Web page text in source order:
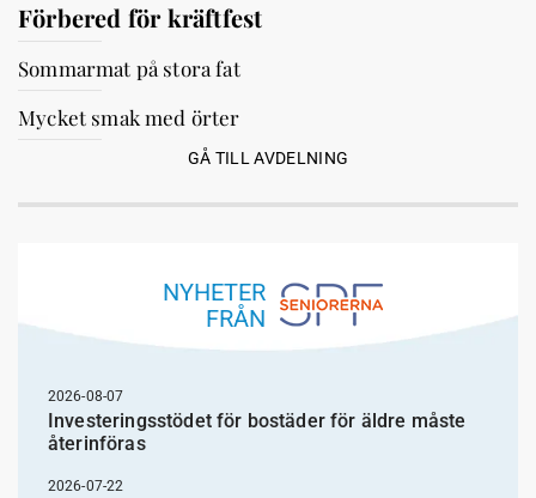
Förbered för kräftfest
Sommarmat på stora fat
Mycket smak med örter
GÅ TILL AVDELNING
NYHETER
FRÅN
2026-08-07
Investeringsstödet för bostäder för äldre måste
återinföras
2026-07-22